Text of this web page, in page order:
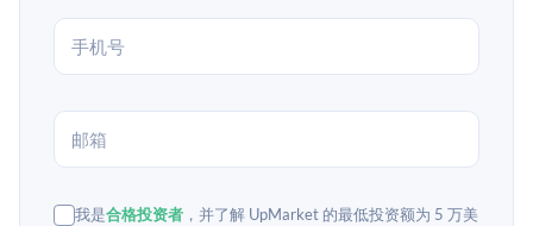
我是合格投资者 ，并了解 UpMarket 的最低投资额为 5 万美